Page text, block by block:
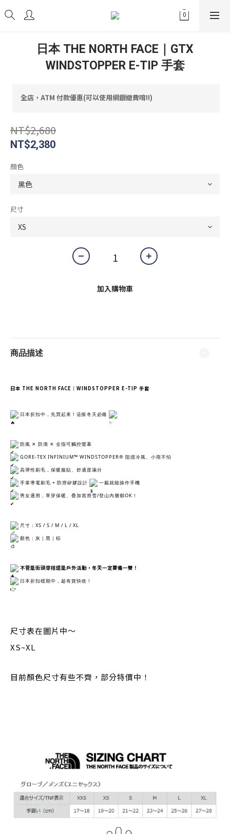
日本 THE NORTH FACE｜GTX
WINDSTOPPER E-TIP 手套
全店，ATM 付款優惠(可以使用網銀繳費唷!!)
NT$2,680
NT$2,380
顏色
尺寸
加入購物車
商品描述
日本 THE NORTH FACE｜WINDSTOPPER E-TIP 手套
日本折扣中，先買起來！這個冬天必備
防風 ✕ 防滴 ✕ 全指可觸控螢幕
GORE-TEX INFINIUM™ WINDSTOPPER® 阻擋冷風、小雨不怕
高彈性刷毛，保暖服貼、舒適度滿分
手掌導電刷毛 + 防滑矽膠設計
一戴就能操作手機
男女通用，單穿保暖、疊加當滑雪/登山內層都OK！
尺寸：XS / S / M / L / XL
顏色：灰｜黑｜棕
不管是街頭穿搭還是戶外活動，冬天一定要備一雙！
日本折扣檔期中，趁有貨快收！
尺寸表在圖片中～
XS~XL
目前顏色尺寸有些不齊，部分特價中！